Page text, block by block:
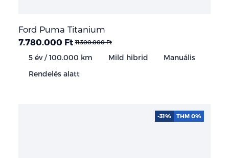
Ford Puma Titanium
7.780.000 Ft 11.300.000 Ft
5 év / 100.000 km Mild hibrid
Manuális
Rendelés alatt
-31% THM 0%